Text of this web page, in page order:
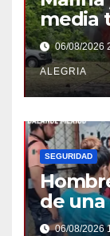
media
de
06/08/2026
ALEGRIA
SEGURIDAD
de
en la
06/08/2026